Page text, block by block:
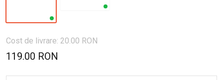
Cost de livrare: 20.00 RON
119.00 RON